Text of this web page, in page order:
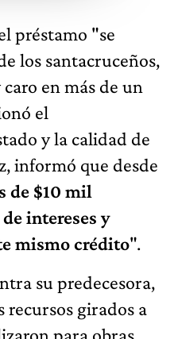
préstamo "se
los santacruceños,
en más de un
el
y la calidad de
informó que desde
de $10 mil
intereses y
mismo crédito".
su predecesora,
girados a
para obras